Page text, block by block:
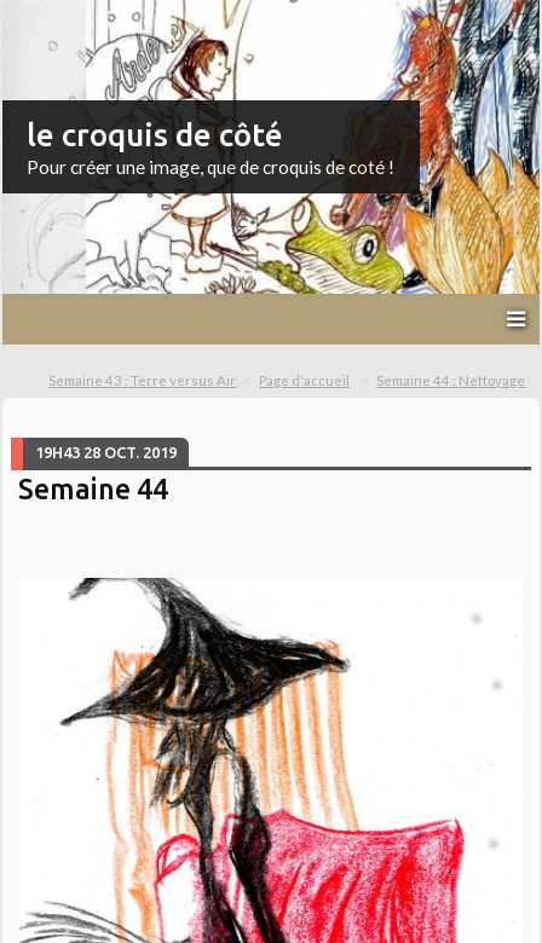
le croquis de côté
Pour créer une image, que de croquis de coté !
Semaine 43 : Terre versus Air Page d'accueil Semaine 44 : Nettoyage
19H43 28 OCT. 2019
Semaine 44